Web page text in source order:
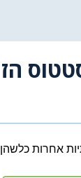
אחרות